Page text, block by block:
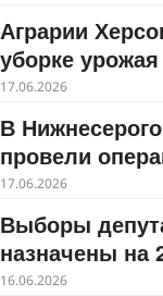
Аграрии
уборке урожая
17.06.2026
В
провели
17.06.2026
Выборы
назначены на
16.06.2026